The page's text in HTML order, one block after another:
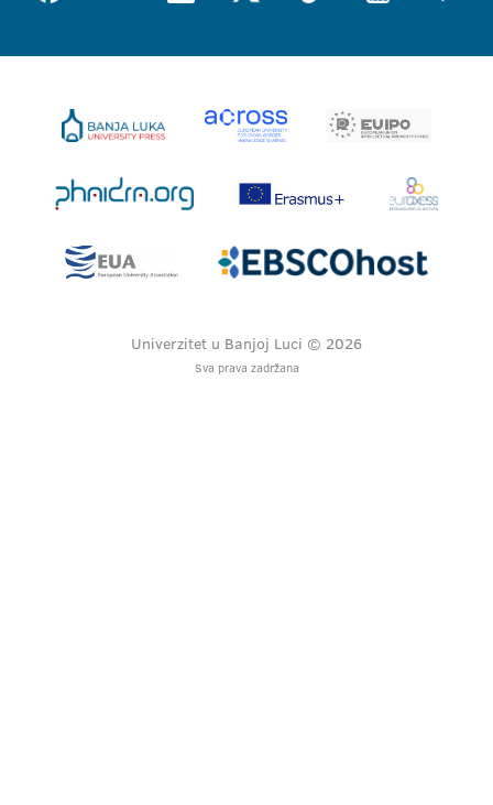
Univerzitet u Banjoj Luci © 2026
Sva prava zadržana